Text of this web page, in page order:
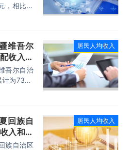
，相比上
名义增长
维吾尔
收入和
吾尔自治
为7306
元，同
5.88%。
居民人均收入
回族自
入和消
族自治区
居民人均收入